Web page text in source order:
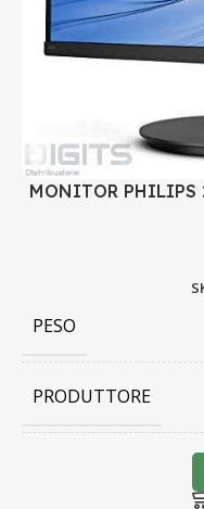
MONITOR PHILIPS
PESO
PRODUTTORE